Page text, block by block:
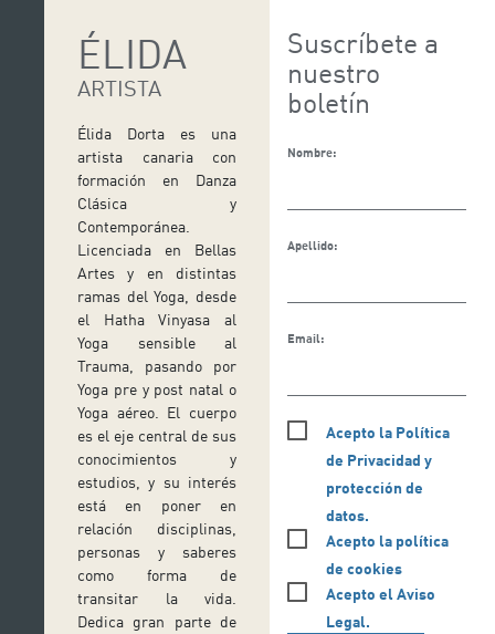
ÉLIDA
ARTISTA
Élida Dorta es una
artista canaria con
formación en Danza
Clásica y
Contemporánea.
Licenciada en Bellas
Artes y en distintas
ramas del Yoga, desde
el Hatha Vinyasa al
Yoga sensible al
Trauma, pasando por
Yoga pre y post natal o
Yoga aéreo. El cuerpo
es el eje central de sus
conocimientos y
estudios, y su interés
está en poner en
relación disciplinas,
personas y saberes
como forma de
transitar la vida.
Dedica gran parte de
Suscríbete a
nuestro
boletín
Nombre:
Apellido:
Email:
Acepto la Política
de Privacidad y
protección de
datos.
Acepto la política
de cookies
Acepto el Aviso
Legal.